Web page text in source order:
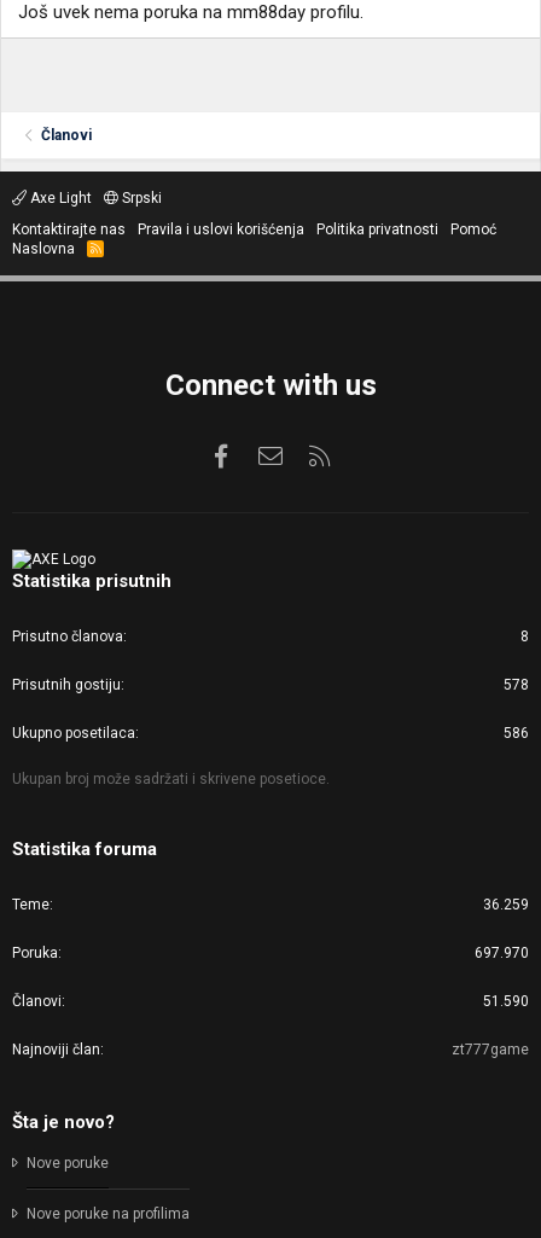
Još uvek nema poruka na mm88day profilu.
Članovi
Axe Light
Srpski
Kontaktirajte nas
Pravila i uslovi korišćenja Politika privatnosti
Pomoć
Naslovna
R
S
Connect with us
FacebookKontaktirajte nas
Statistika prisutnih
Prisutno članova 8
Prisutnih gostiju 578
Ukupno posetilaca 586
Ukupan broj može sadržati i skrivene posetioce.
Statistika foruma
Teme 36.259
Poruka 697.970
Članovi 51.590
Najnoviji član zt777game
Šta je novo?
Nove poruke
Nove poruke na profilima